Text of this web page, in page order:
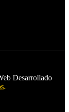
Desarrollado
.